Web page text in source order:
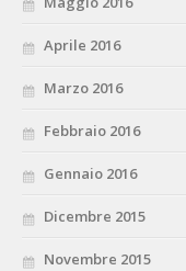
Aprile 2016
Marzo 2016
Febbraio 2016
Gennaio 2016
Dicembre 2015
Novembre 2015